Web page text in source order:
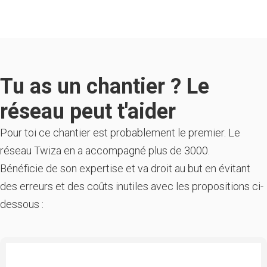
Tu as un chantier ? Le
réseau peut t'aider
Pour toi ce chantier est probablement le premier. Le
réseau Twiza en a accompagné plus de 3000.
Bénéficie de son expertise et va droit au but en évitant
des erreurs et des coûts inutiles avec les propositions ci-
dessous :